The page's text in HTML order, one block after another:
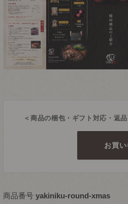
＜商品の梱包・ギフト対応・返
お買
商品番号 yakiniku-round-xmas